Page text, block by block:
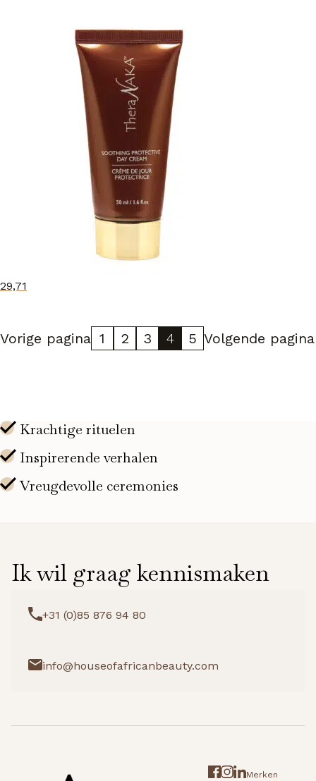
Vorige pagina 1 2 3 4 5 Volgende pagina
Ik wil graag kennismaken
+31 (0)85 876 94 80
info@houseofafricanbeauty.com
Merken